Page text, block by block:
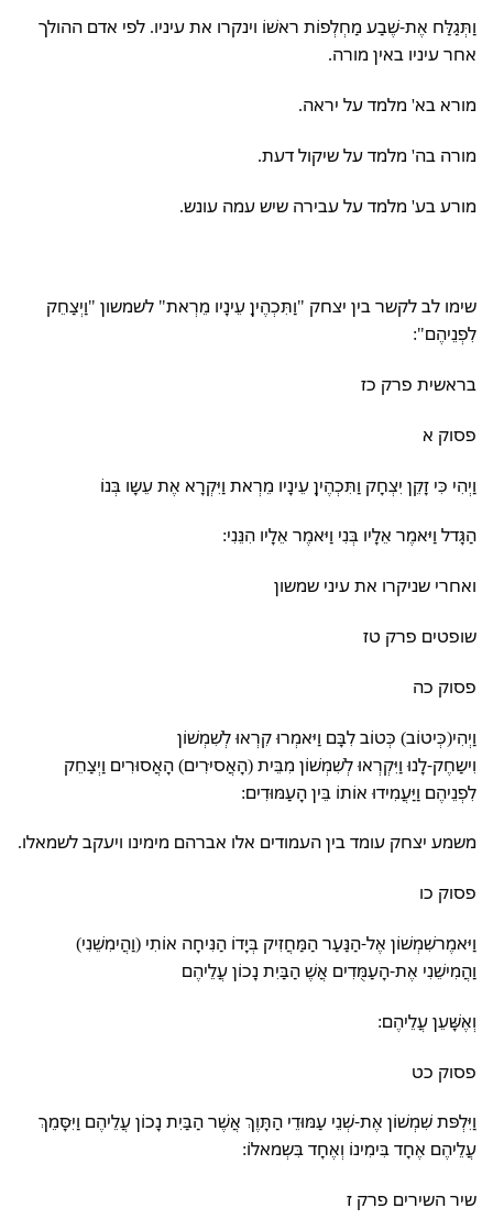
וַתְּגַלַּח אֶת-שֶׁבַע מַחְלְפוֹת ראשׁוֹ וינקרו את עיניו. לפי אדם ההולך
אחר עיניו באין מורה.
מורא בא' מלמד על יראה.
מורה בה' מלמד על שיקול דעת.
מורע בע' מלמד על עבירה שיש עמה עונש.
שימו לב לקשר בין יצחק "וַתִּכְהֶיןָ עֵינָיו מֵרְאת" לשמשון "וַיְצַחֵק
לִפְנֵיהֶם":
בראשית פרק כז
פסוק א
וַיְהִי כִּי זָקֵן יִצְחָק וַתִּכְהֶיןָ עֵינָיו מֵרְאת וַיִּקְרָא אֶת עֵשָו בְּנוֹ
הַגָּדל וַיּאמֶר אֵלָיו בְּנִי וַיּאמֶר אֵלָיו הִנֵּנִי:
ואחרי שניקרו את עיני שמשון
שופטים פרק טז
פסוק כה
וַיְהִי(כְּיטוֹב) כְּטוֹב לִבָּם וַיּאמְרוּ קִרְאוּ לְשִׁמְשׁוֹן
וִישַחֶק-לָנוּ וַיִּקְרְאוּ לְשִׁמְשׁוֹן מִבֵּית (הָאֲסיּרִים) הָאֲסוּרִים וַיְצַחֵק
לִפְנֵיהֶם וַיַּעֲמִידוּ אוֹתוֹ בֵּין הָעַמּוּדִים:
משמע יצחק עומד בין העמודים אלו אברהם מימינו ויעקב לשמאלו.
פסוק כו
וַיּאמֶרשִׁמְשׁוֹן אֶל-הַנַּעַר הַמַּחֲזִיק בְּיָדוֹ הַנִּיחָה אוֹתִי (וַהֲימִשֵׁנִי)
וַהֲמִישֵׁנִי אֶת-הָעַמֻּדִים אֲשֶׁ הַבַּיִת נָכוֹן עֲלֵיהֶם
וְאֶשָּׁעֵן עֲלֵיהֶם:
פסוק כט
וַיִּלְפּת שִׁמְשׁוֹן אֶת-שְׁנֵי עַמּוּדֵי הַתָּוֶךְ אֲשֶׁר הַבַּיִת נָכוֹן עֲלֵיהֶם וַיִּסָּמֵךְ
עֲלֵיהֶם אֶחָד בִּימִינוֹ וְאֶחָד בִּשְמאלוֹ:
שיר השירים פרק ז